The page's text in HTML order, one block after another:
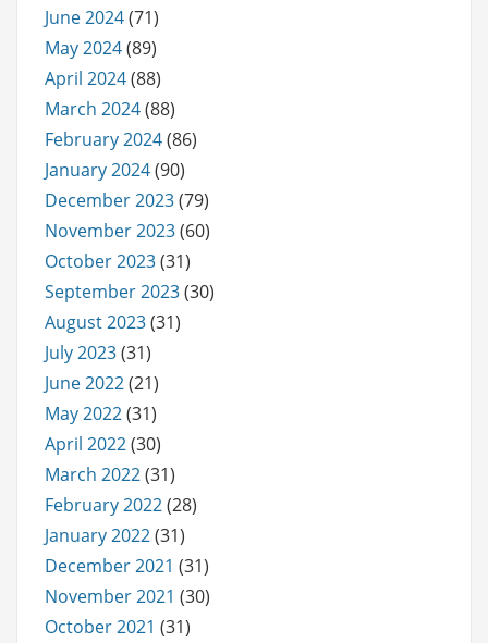
June 2024(71)
May 2024(89)
April 2024(88)
March 2024(88)
February 2024(86)
January 2024(90)
December 2023(79)
November 2023(60)
October 2023(31)
September 2023(30)
August 2023(31)
July 2023(31)
June 2022(21)
May 2022(31)
April 2022(30)
March 2022(31)
February 2022(28)
January 2022(31)
December 2021 (31)
November 2021 (30)
October 2021 (31)